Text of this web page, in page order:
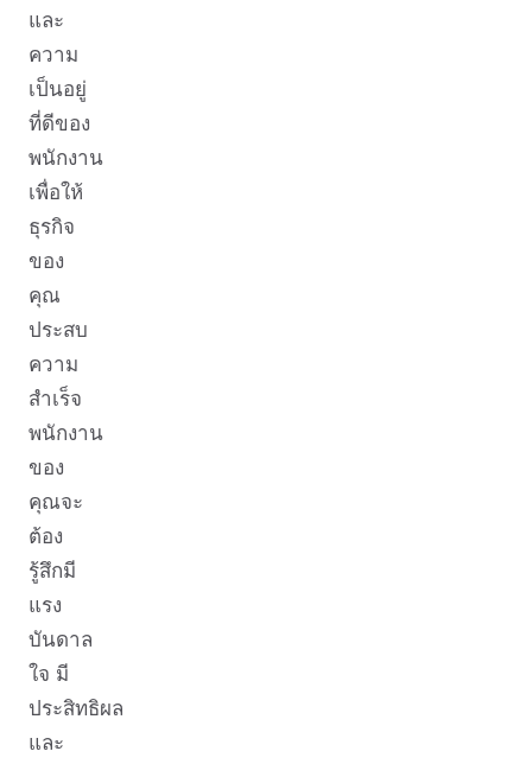
และ
ความ
เป็นอยู่
ที่ดีของ
พนักงาน
เพื่อให้
ธุรกิจ
ของ
คุณ
ประสบ
ความ
สำเร็จ
พนักงาน
ของ
คุณจะ
ต้อง
รู้สึกมี
แรง
บันดาล
ใจ มี
ประสิทธิผล
และ